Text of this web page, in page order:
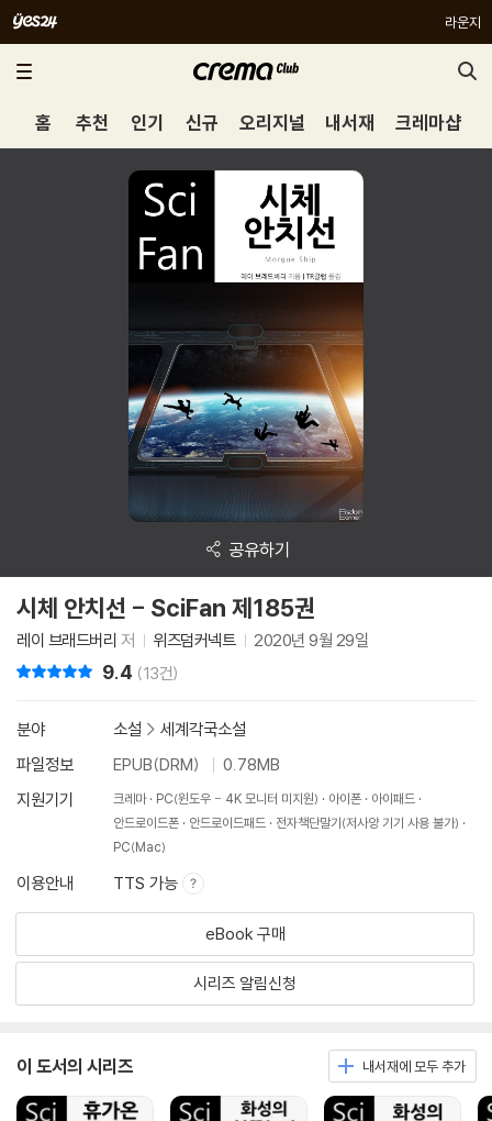
라운지
홈 추천 인기 신규 오리지널 내서재 크레마샵
공유하기
시체 안치선 - SciFan 제185권
레이 브래드버리 저 위즈덤커넥트 2020년 9월 29일
9.4 (13건)
분야 소설 > 세계각국소설
파일정보
EPUB(DRM)
0.78MB
지원기기
크레마 PC(윈도우 - 4K 모니터 미지원) 아이폰
아이패드
안드로이드폰
안드로이드패드
전자책단말기(저사양 기기 사용 불가)
PC(Mac)
이용안내 TTS 가능
eBook 구매
시리즈 알림신청
이 도서의 시리즈 내서재에 모두 추가